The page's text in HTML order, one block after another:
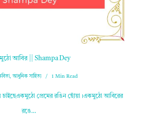
আবির || Shampa Dey
,আধুনিক সাহিত্য 1 Min Read
চাইছেএকমুঠো প্রেমের রঙিন ছোঁয়া।একমুঠো আবিরের
রঙে…